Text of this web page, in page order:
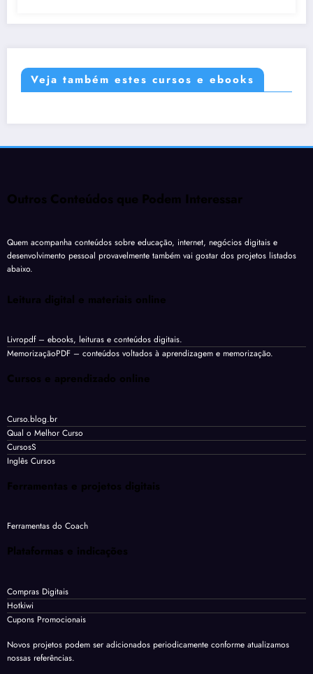
Veja também estes cursos e ebooks
Outros Conteúdos que Podem Interessar
Quem acompanha conteúdos sobre educação, internet, negócios digitais e
desenvolvimento pessoal provavelmente também vai gostar dos projetos listados
abaixo.
Leitura digital e materiais online
Livropdf– ebooks, leituras e conteúdos digitais.
MemorizaçãoPDF – conteúdos voltados à aprendizagem e memorização.
Cursos e aprendizado online
Curso.blog.br
Qual o Melhor Curso
CursosS
Inglês Cursos
Ferramentas e projetos digitais
Ferramentas do Coach
Plataformas e indicações
Compras Digitais
Hotkiwi
Cupons Promocionais
Novos projetos podem ser adicionados periodicamente conforme atualizamos
nossas referências.